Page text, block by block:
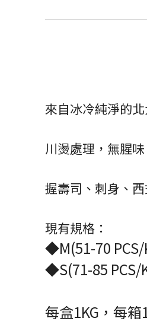
來自冰冷純淨的
川燙處理，無腥
握壽司、刺身、
現有規格：
◆M(51-70 PCS/
◆S(71-85 PCS/
每盒1KG，每箱